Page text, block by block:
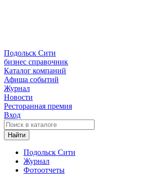
Подольск Сити
бизнес справочник
Каталог компаний
Афиша событий
Журнал
Новости
Ресторанная премия
Вход
Найти
Подольск Сити
Журнал
Фотоотчеты